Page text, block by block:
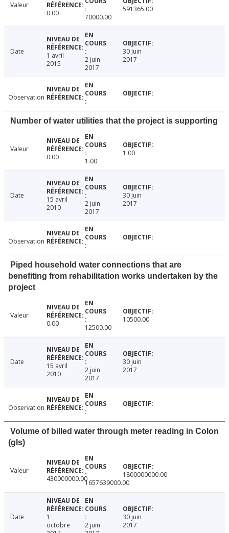
Valeur
0.00
70000.00
591365.00
Date
1 avril
2015
2 juin
2017
30 juin
2017
Observation
Number of water utilities that the project is supporting
Valeur
0.00
1.00
1.00
Date
15 avril
2010
2 juin
2017
30 juin
2017
Observation
Piped household water connections that are
benefiting from rehabilitation works undertaken by the
project
Valeur
0.00
12500.00
10500.00
Date
15 avril
2010
2 juin
2017
30 juin
2017
Observation
Volume of billed water through meter reading in Colon
(gls)
Valeur
430000000.001657639000.00
1800000000.00
Date
1
octobre
2 juin
30 juin
2017